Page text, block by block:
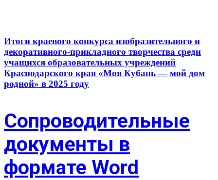
Итоги краевого конкурса изобразительного и
декоративного-прикладного творчества среди
учащихся образовательных учреждений
Краснодарского края «Моя Кубань — мой дом
родной» в 2025 году
Сопроводительные
документы в
формате Word